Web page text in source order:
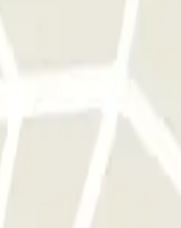
2 y coge la vía del río Var
P8, conduce hacia la Terminal